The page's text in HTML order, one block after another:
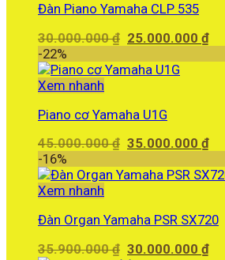
Đàn Piano Yamaha CLP 535
30.000.000₫ Giá
là:
25.000.000₫Giá
-22%
Xem nhanh
Piano cơ Yamaha U1G
45.000.000₫ Giá
là:
35.000.000₫Giá
tại
-16%
Xem nhanh
Đàn Organ Yamaha PSR SX720
35.900.000₫ Giá
30.000.000₫Giá